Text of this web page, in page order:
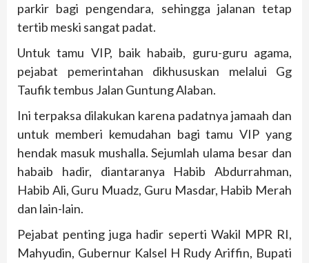
parkir bagi pengendara, sehingga jalanan tetap
tertib meski sangat padat.
Untuk tamu VIP, baik habaib, guru-guru agama,
pejabat pemerintahan dikhususkan melalui Gg
Taufik tembus Jalan Guntung Alaban.
Ini terpaksa dilakukan karena padatnya jamaah dan
untuk memberi kemudahan bagi tamu VIP yang
hendak masuk mushalla. Sejumlah ulama besar dan
habaib hadir, diantaranya Habib Abdurrahman,
Habib Ali, Guru Muadz, Guru Masdar, Habib Merah
dan lain-lain.
Pejabat penting juga hadir seperti Wakil MPR RI,
Mahyudin, Gubernur Kalsel H Rudy Ariffin, Bupati